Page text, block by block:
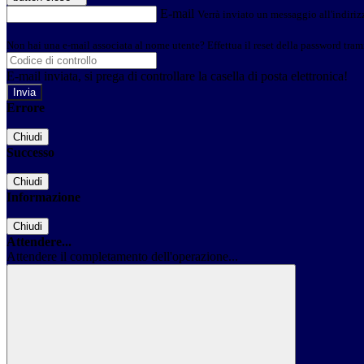
E-mail Verrà inviato un messaggio
Non hai una e-mail associata al nome utente? Effettua il reset della password
E-mail inviata, si prega di controllare la casella di posta elettronica!
Errore
Chiudi
Successo
Chiudi
Informazione
Chiudi
Attendere...
Attendere il completamento dell'operazione...